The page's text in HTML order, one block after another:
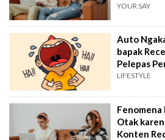
YOUR SAY
Auto
bapak
Pelepas
LIFESTYLE
Fenomena
Otak
Konten